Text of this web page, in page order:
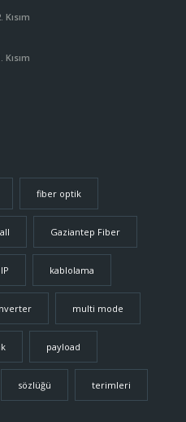
fiber optik
Gaziantep Fiber
IP kablolama
multi mode
payload
sözlüğü terimleri